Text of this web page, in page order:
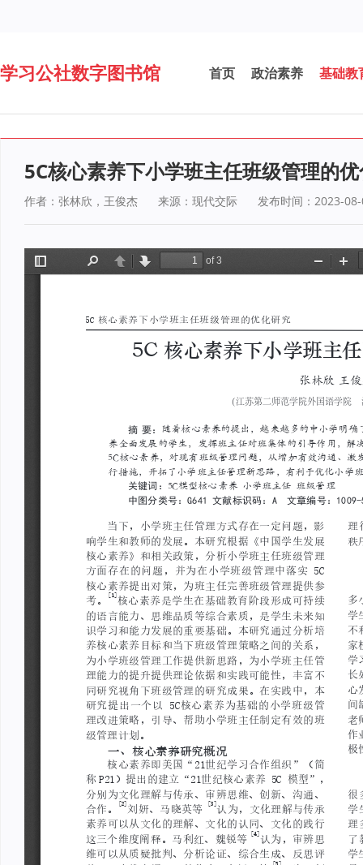
学习公社数字图书馆 首页 政治素养 基础教
5C核心素养下小学班主任班级管理的
作者：张林欣，王俊杰 来源：现代交际 发布时间：2023-